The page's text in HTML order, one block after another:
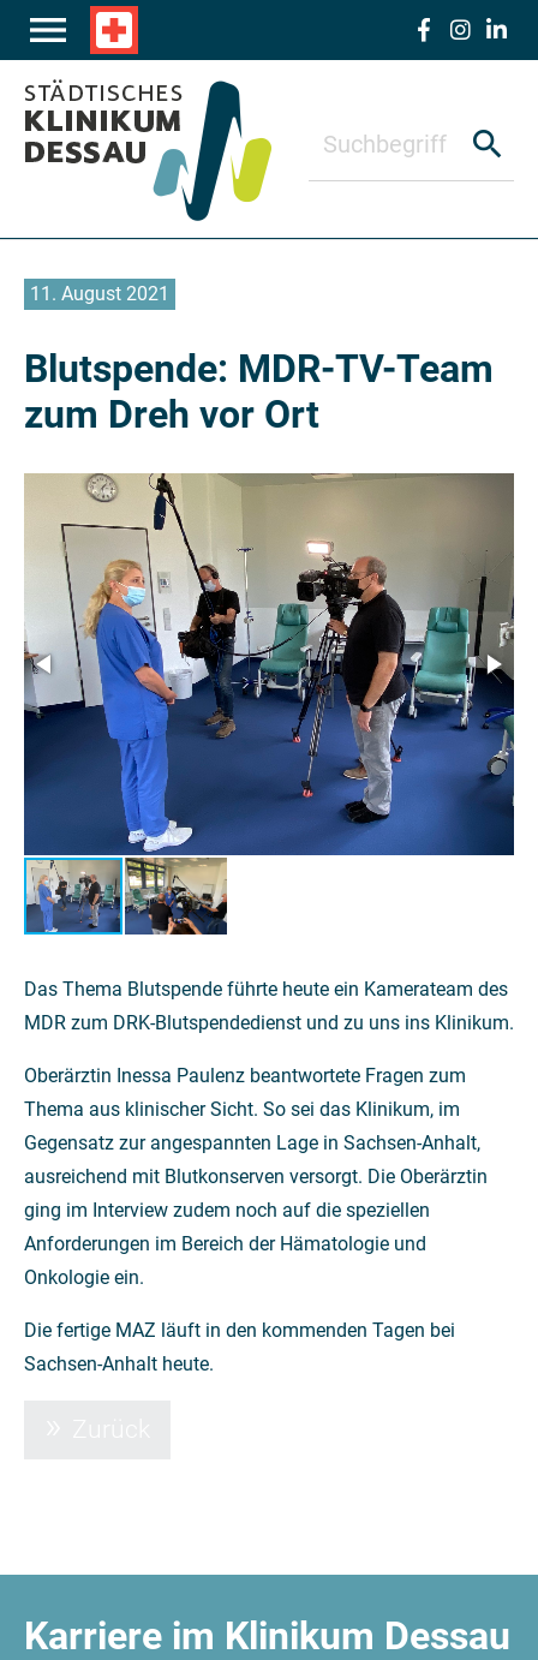
Zum Hauptinhalt springen
menu local_hospital
search
11. August 2021
Blutspende: MDR-TV-Team
zum Dreh vor Ort
Das Thema Blutspende führte heute ein Kamerateam des
MDR zum DRK-Blutspendedienst und zu uns ins Klinikum.
Oberärztin Inessa Paulenz beantwortete Fragen zum
Thema aus klinischer Sicht. So sei das Klinikum, im
Gegensatz zur angespannten Lage in Sachsen-Anhalt,
ausreichend mit Blutkonserven versorgt. Die Oberärztin
ging im Interview zudem noch auf die speziellen
Anforderungen im Bereich der Hämatologie und
Onkologie ein.
Die fertige MAZ läuft in den kommenden Tagen bei
Sachsen-Anhalt heute.
Karriere im Klinikum Dessau